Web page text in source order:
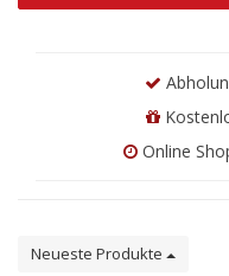
Online
Neueste Produkte